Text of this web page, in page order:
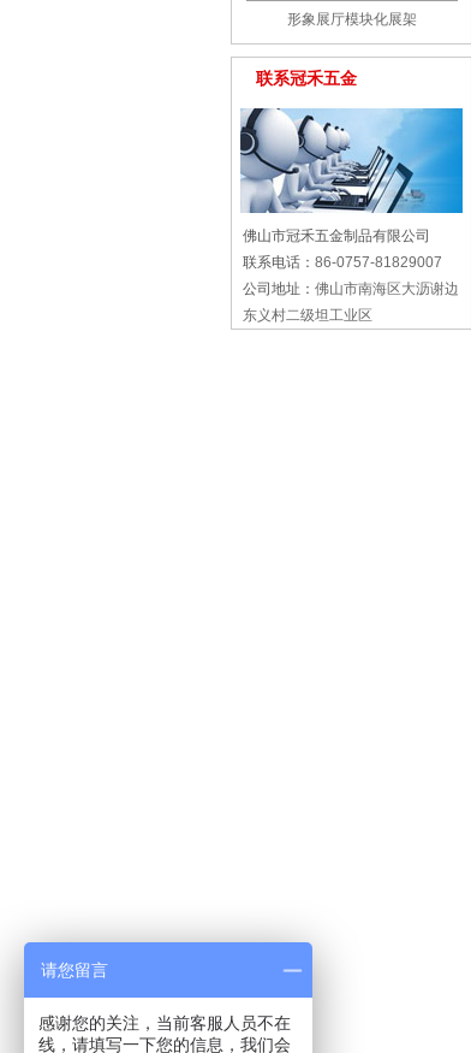
形象展厅模块化展架
联系冠禾五金
佛山市冠禾五金制品有限公司
联系电话： 86-0757-81829007
公司地址： 佛山市南海区大沥谢边
东义村二级坦工业区
请您留言
感谢您的关注，当前客服人员不在
线，请填写一下您的信息，我们会